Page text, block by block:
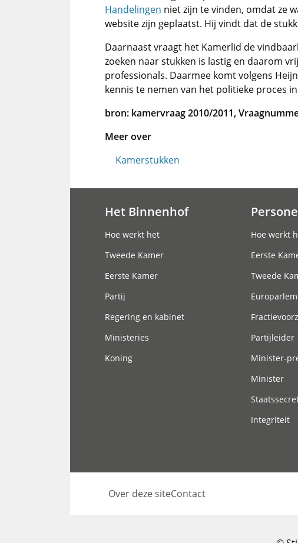
Handelingen niet zijn te vinden, omdat ze
website zijn geplaatst. Hij vindt dat de
Daarnaast vraagt het Kamerlid de
zoeken naar stukken is lastig en daarom
professionals. Daarmee komt volgens
kennis te nemen van het politieke proces
bron: kamervraag 2010/2011,
Meer over
Kamerstukken
Het Binnenhof
Hoe werkt het
Tweede Kamer
Eerste Kamer
Partij
Regering en kabinet
Ministeries
Koning
Hoe werkt
Eerste
Tweede
Partijleider
Minister-
Minister
Integriteit
Over deze siteContact